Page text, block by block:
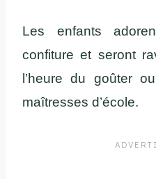
Les enfants
confiture et seront
l’heure du goûter
maîtresses d’école.